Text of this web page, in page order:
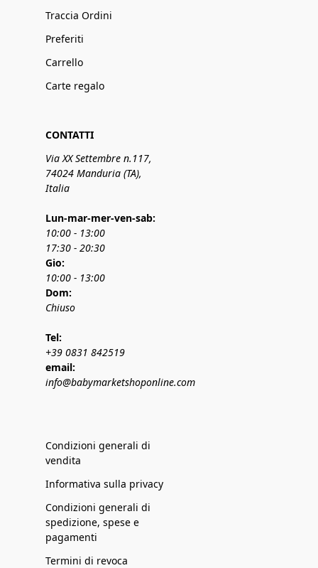
Traccia Ordini
Preferiti
Carrello
Carte regalo
CONTATTI
Via XX Settembre n.117,
74024 Manduria (TA),
Italia
Lun-mar-mer-ven-sab:
10:00 - 13:00
17:30 - 20:30
Gio:
10:00 - 13:00
Dom:
Chiuso
Tel:
+39 0831 842519
email:
info@babymarketshoponline.com
Condizioni generali di
vendita
Informativa sulla privacy
Condizioni generali di
spedizione, spese e
pagamenti
Termini di revoca